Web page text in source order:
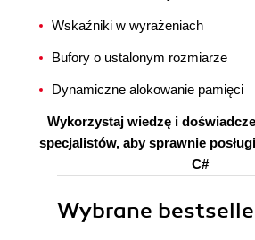
Wskaźniki w wyrażeniach
Bufory o ustalonym rozmiarze
Dynamiczne alokowanie pamięci
Wykorzystaj wiedzę i
specjalistów, aby sprawnie
C#
Wybrane